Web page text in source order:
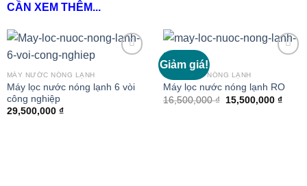
CẦN XEM THÊM...
Thêm
MÁY NƯỚC NÓNG LẠNH
Máy lọc nước nóng lạnh 6 vòi
công nghiệp
29,500,000 ₫
Giảm giá!
Thêm
vào
MÁY NƯỚC NÓNG LẠNH
Máy lọc nước nóng lạnh RO
16,500,000₫
Giá
gốc
15,500,000 ₫Giá